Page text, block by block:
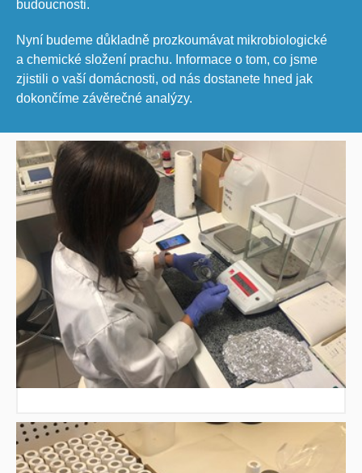
budoucnosti.
Nyní budeme důkladně prozkoumávat mikrobiologické
a chemické složení prachu. Informace o tom, co jsme
zjistili o vaší domácnosti, od nás dostanete hned jak
dokončíme závěrečné analýzy.